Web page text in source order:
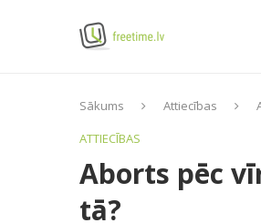
Sākums Attiecības
ATTIECĪBAS
Aborts pēc
tā?